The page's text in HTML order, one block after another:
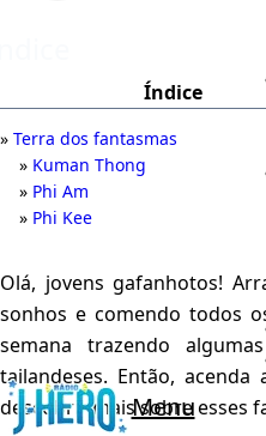
Menu
Índice
Terra dos fantasmas
Kuman Thong
Phi Am
Phi Kee
Olá, jovens gafanhotos!
sonhos e comendo todos
semana trazendo
tailandeses. Então,
descobrir mais sobre esses